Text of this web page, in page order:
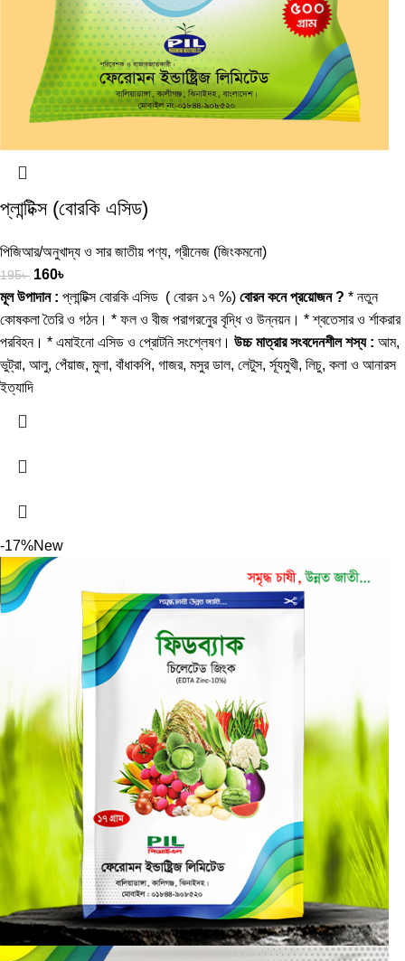
প্লান্টিক্স (বোরকি এসিড)
পিজিআর/অনুখাদ্য ও সার জাতীয় পণ্য, গ্রীনেজ (জিংকমনো)
195৳ 160৳
মূল উপাদান : প্লান্টিক্স বোরকি এসিড ( বোরন ১৭ %) বোরন কনে প্রয়োজন ? * নতুন
কোষকলা তৈরি ও গঠন। * ফল ও বীজ পরাগরনেুর বৃদ্ধি ও উন্নয়ন। * শ্বতেসার ও র্শাকরার
পরবিহন। * এমাইনো এসিড ও প্রোটনি সংশ্লেষণ। উচ্চ মাত্রার সংবদেনশীল শস্য : আম,
ভুট্রা, আলু, পেঁয়াজ, মুলা, বাঁধাকপি, গাজর, মসুর ডাল, লেটুস, র্সূযমুখী, লিচু, কলা ও আনারস
ইত্যাদি
-17%New